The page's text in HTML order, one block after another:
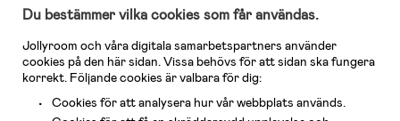
hos oss. I vårt sortiment hittar du barnvagnar, bilstolar, kläder för barn och
baby, produkter för mamman, massor av inspirerande inredning, leksaker,
varumärken så som Britax, Maxi-Cosi, Baby Jogger, BabyBjörn, Didriksons,
KidKraft, Ergobaby, Philips Avent, Neonate, Cybex, LEGO och många fler.
Välkommen in och kika runt i Nordens största barn- och babybutik på nätet!
Du bestämmer vilka cookies som får användas.
Jollyroom och våra digitala samarbetspartners använder
cookies på den här sidan. Vissa behövs för att sidan ska fungera
korrekt. Följande cookies är valbara för dig:
Cookies för att analysera hur vår webbplats används.